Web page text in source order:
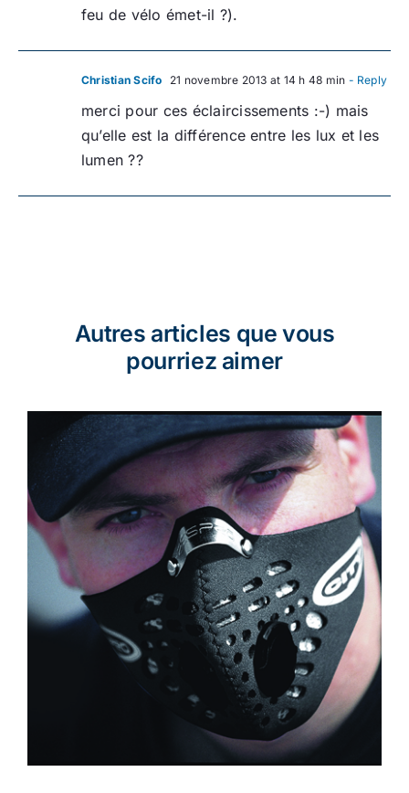
feu de vélo émet-il ?).
Christian Scifo 21 novembre 2013 at 14 h 48 min - Reply
merci pour ces éclaircissements :-) mais
qu’elle est la différence entre les lux et les
lumen ??
Autres articles que vous
pourriez aimer